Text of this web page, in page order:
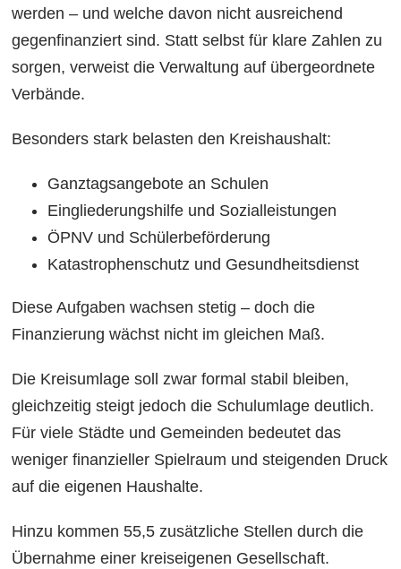
werden – und welche davon nicht ausreichend
gegenfinanziert sind. Statt selbst für klare Zahlen zu
sorgen, verweist die Verwaltung auf übergeordnete
Verbände.
Besonders stark belasten den Kreishaushalt:
Ganztagsangebote an Schulen
Eingliederungshilfe und Sozialleistungen
ÖPNV und Schülerbeförderung
Katastrophenschutz und Gesundheitsdienst
Diese Aufgaben wachsen stetig – doch die
Finanzierung wächst nicht im gleichen Maß.
Die Kreisumlage soll zwar formal stabil bleiben,
gleichzeitig steigt jedoch die Schulumlage deutlich.
Für viele Städte und Gemeinden bedeutet das
weniger finanzieller Spielraum und steigenden Druck
auf die eigenen Haushalte.
Hinzu kommen 55,5 zusätzliche Stellen durch die
Übernahme einer kreiseigenen Gesellschaft.